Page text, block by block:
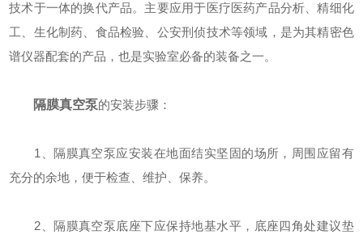
技术于一体的换代产品。主要应用于医疗医药产品分析、精细化
工、生化制药、食品检验、公安刑侦技术等领域，是为其精密色
谱仪器配套的产品，也是实验室必备的装备之一。
隔膜真空泵的安装步骤：
1、隔膜真空泵应安装在地面结实坚固的场所，周围应留有
充分的余地，便于检查、维护、保养。
2、隔膜真空泵底座下应保持地基水平，底座四角处建议垫